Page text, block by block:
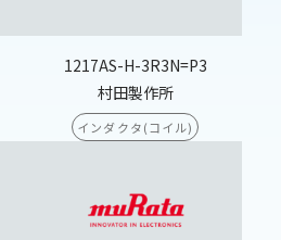
1217AS-H-3R3N=P3
村田製作所
インダクタ(コイル)